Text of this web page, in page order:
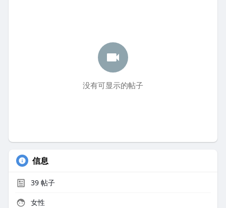
没有可显示的帖子
信息
39帖子
女性